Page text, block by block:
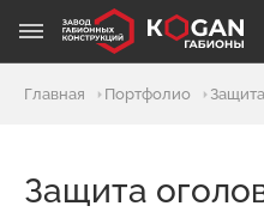
Главная Портфолио
Защита